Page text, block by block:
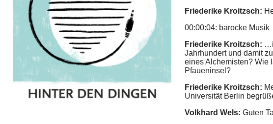
Friederike Kroitzsch:
00:00:04: barocke Musik
Friederike Kroitzsch:
Jahrhundert und damit
eines Alchemisten? Wie
Pfaueninsel?
Friederike Kroitzsch:
Universität Berlin
Volkhard Wels: Guten